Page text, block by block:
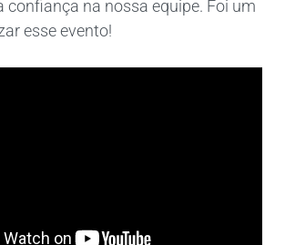
confiança na nossa equipe. Foi um
esse evento!